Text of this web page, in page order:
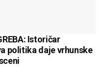
Istoričar
politika daje vrhunske